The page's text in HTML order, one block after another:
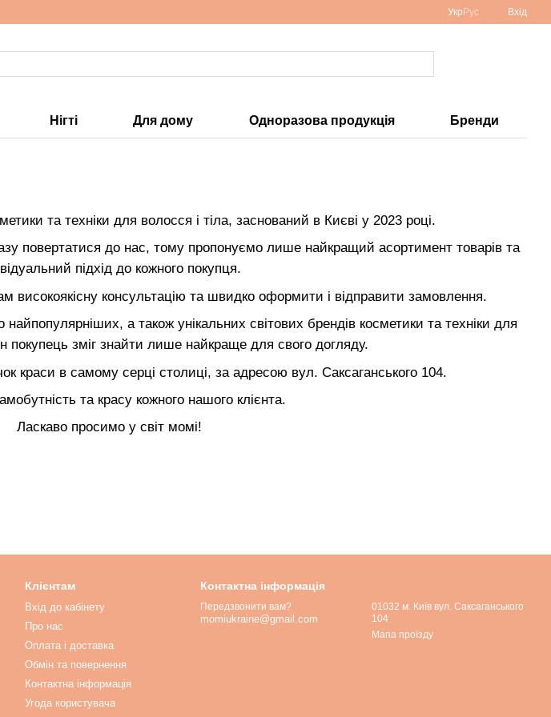
Укр Рус Вхід
Нігті Для дому Одноразова продукція Бренди
та техніки для волосся і тіла, заснований в Києві у 2023 році.
повертатися до нас, тому пропонуємо лише найкращий асортимент товарів та
підхід до кожного покупця.
високоякісну консультацію та швидко оформити і відправити замовлення.
а також унікальних світових брендів косметики та техніки для
покупець зміг знайти лише найкраще для свого догляду.
краси в самому серці столиці, за адресою вул. Саксаганського 104.
та красу кожного нашого клієнта.
Ласкаво просимо у світ момі!
Клієнтам
Вхід до кабінету
Про нас
Оплата і доставка
Обмін та повернення
Контактна інформація
Угода користувача
Контактна інформація
Передзвонити вам?
momiukraine@gmail.com
01032 м. Київ вул. Саксаганського
104
Мапа проїзду